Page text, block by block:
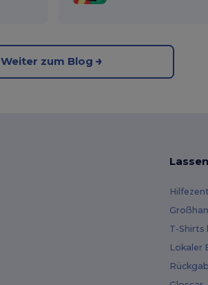
Weiter zum Blog
T-Shirts
Lokaler